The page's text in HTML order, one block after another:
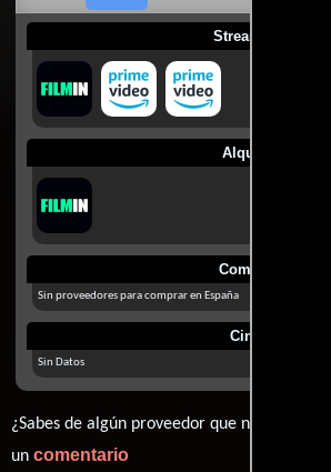
Streaming
Alquilar
Comprar
Sin proveedores para comprar en España
Cines
Sin Datos
¿Sabes de algún proveedor que no estamos
un comentario